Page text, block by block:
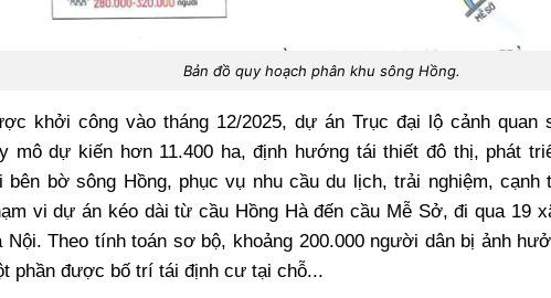
Bản đồ quy hoạch phân khu sông Hồng.
khởi công vào tháng 12/2025, dự án Trục đại lộ cảnh quan
mô dự kiến hơn 11.400 ha, định hướng tái thiết đô thị, phát
bên bờ sông Hồng, phục vụ nhu cầu du lịch, trải nghiệm, cạnh
vi dự án kéo dài từ cầu Hồng Hà đến cầu Mễ Sở, đi qua 19
Nội. Theo tính toán sơ bộ, khoảng 200.000 người dân bị ảnh
phần được bố trí tái định cư tại chỗ...